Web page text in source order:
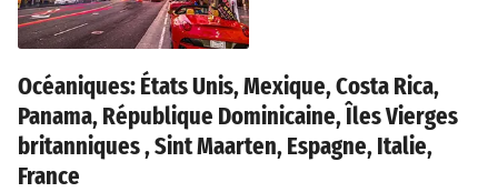
Océaniques: États Unis, Mexique, Costa Rica,
Panama, République Dominicaine, Îles Vierges
britanniques , Sint Maarten, Espagne, Italie,
France